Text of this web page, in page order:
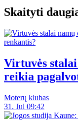
Skaityti
Virtuvės
reikia
Moterų klubas
31. Jul 09:42